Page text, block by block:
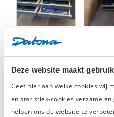
Deze website maakt
Geef hier aan welke cookies wij
en statistiek-cookies
helpen ons de website te
problemen in de lade van een
De fraaie softmodule van de
afmetingen:
Lengte: 40 centimeter
Breedte: 53 centimeter
Hoogte: 3 centimeter
Andere gereedschapssets
Beoordelingen
5/5